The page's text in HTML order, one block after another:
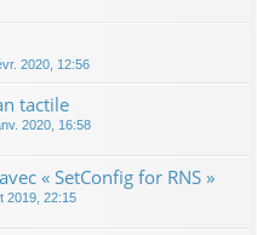
2020, 12:56
tactile
2020, 16:58
« SetConfig for RNS »
2019, 22:15